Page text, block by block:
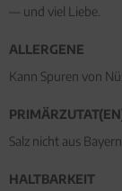
— und viel Liebe.
ALLERGENE
Kann Spuren von
Salz nicht aus
HALTBARKEIT